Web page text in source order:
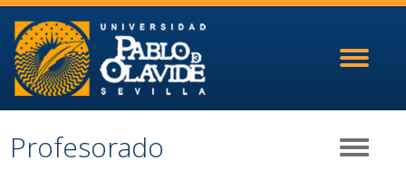
Toggle
Toggle
Profesorado